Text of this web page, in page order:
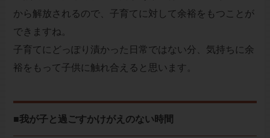
から解放されるので、子育てに対して余裕をもつことが
できますね。
子育てにどっぽり漬かった日常ではない分、気持ちに余
裕をもって子供に触れ合えると思います。
■我が子と過ごすかけがえのない時間